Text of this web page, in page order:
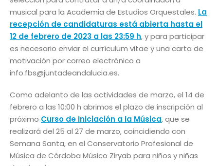
musical para la Academia de Estudios Orquestales. La
recepción de candidaturas está abierta hasta el
12 de febrero de 2023 a las 23:59 h, y para participar
es necesario enviar el currículum vitae y una carta de
motivación por correo electrónico a
info.fbs@juntadeandalucia.es.
Como adelanto de las actividades de marzo, el 14 de
febrero a las 10:00 h abrimos el plazo de inscripción al
próximo Curso de Iniciación a la Música, que se
realizará del 25 al 27 de marzo, coincidiendo con
Semana Santa, en el Conservatorio Profesional de
Música de Córdoba Músico Ziryab para niños y niñas